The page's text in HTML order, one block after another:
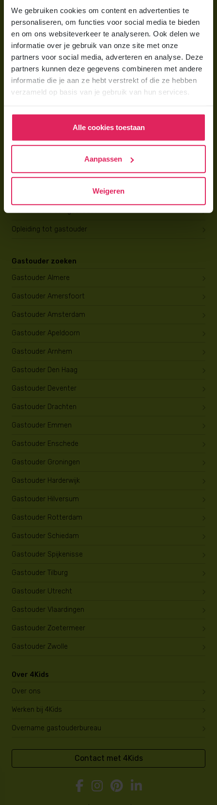
We gebruiken cookies om content en advertenties te
personaliseren, om functies voor social media te bieden
en om ons websiteverkeer te analyseren. Ook delen we
informatie over je gebruik van onze site met onze
partners voor social media, adverteren en analyse. Deze
partners kunnen deze gegevens combineren met andere
informatie die je aan ze hebt verstrekt of die ze hebben
verzameld op basis van je gebruik van hun services.
Alle cookies toestaan
Aanpassen
Weigeren
Voor ouders
Wat is gastouderopvang?
Wat kost een gastouder?
Hoe vind ik een gastouder?
Voor gastouders
Hoe vind ik gastkinderen?
Trainingen & cursussen
Gastouder worden
Wat verdient een gastouder?
Opleiding tot gastouder
Gastouder zoeken
Gastouder Almere
Gastouder Amersfoort
Gastouder Amsterdam
Gastouder Apeldoorn
Gastouder Arnhem
Gastouder Den Haag
Gastouder Deventer
Gastouder Drachten
Gastouder Emmen
Gastouder Enschede
Gastouder Groningen
Gastouder Harderwijk
Gastouder Hilversum
Gastouder Rotterdam
Gastouder Schiedam
Gastouder Spijkenisse
Gastouder Tilburg
Gastouder Utrecht
Gastouder Vlaardingen
Gastouder Zoetermeer
Gastouder Zwolle
Over 4Kids
Over ons
Werken bij 4Kids
Overname gastouderbureau
Contact met 4Kids